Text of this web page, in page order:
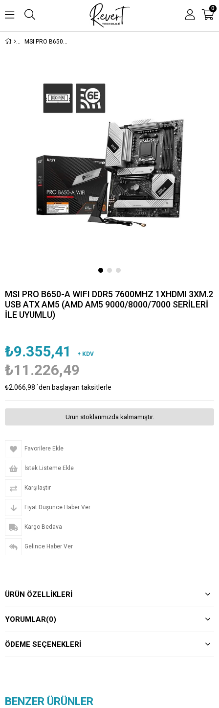
0
MSI PRO B650-A WIFI DDR5 7600MHZ 1XHDMI 3XM.2 USB ATX AM5 (AMD AM5 9000/8000/7000 SERİLERİ İLE UYUMLU)
MSI PRO B650-A WIFI DDR5 7600MHZ 1XHDMI 3XM.2
USB ATX AM5 (AMD AM5 9000/8000/7000 SERİLERİ
İLE UYUMLU)
₺9.355,41 + KDV
₺11.226,49
₺2.066,98 `den başlayan taksitlerle
Ürün stoklarımızda kalmamıştır.
Favorilere Ekle
İstek Listeme Ekle
Karşılaştır
Fiyat Düşünce Haber Ver
Kargo Bedava
Gelince Haber Ver
ÜRÜN ÖZELLIKLERI
YORUMLAR(0)
ÖDEME SEÇENEKLERI
BENZER ÜRÜNLER